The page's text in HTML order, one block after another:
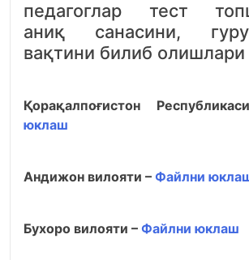
педагоглар тест
аниқ санасини,
вақтини билиб
Қорақалпоғистон
юклаш
Андижон вилояти – Файлни
Бухоро вилояти – Файлни юклаш